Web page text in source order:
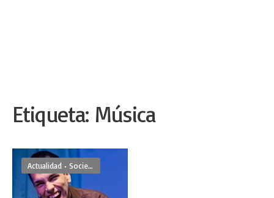
Etiqueta: Música
Actualidad • Sociedad